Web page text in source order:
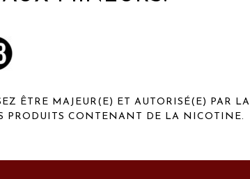
ÊTRE MAJEUR(E) ET AUTORISÉ(E) PAR LA
PRODUITS CONTENANT DE LA NICOTINE.